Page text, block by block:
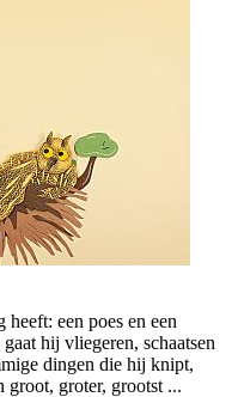
een poes en een
hij vliegeren, schaatsen
dingen die hij knipt,
groot, groter, grootst ...